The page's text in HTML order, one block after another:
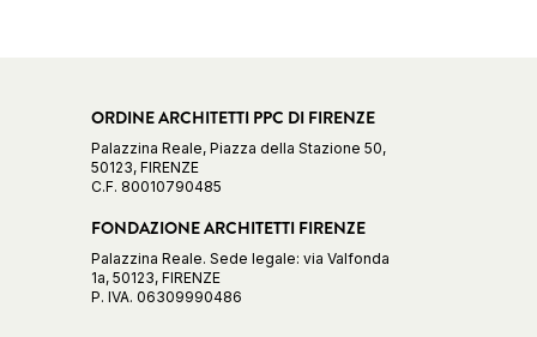
ORDINE ARCHITETTI PPC DI FIRENZE
Palazzina Reale, Piazza della Stazione 50,
50123, FIRENZE
C.F. 80010790485
FONDAZIONE ARCHITETTI FIRENZE
Palazzina Reale. Sede legale: via Valfonda
1a, 50123, FIRENZE
P. IVA. 06309990486